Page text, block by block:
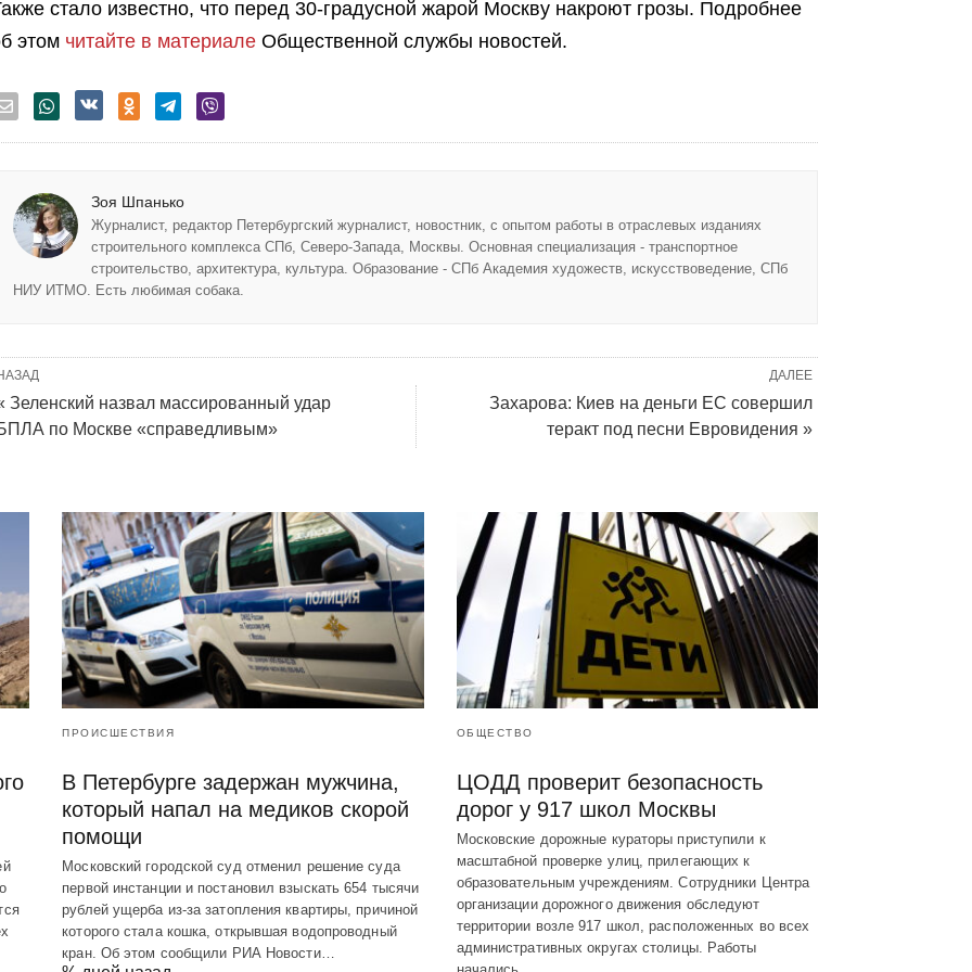
стало известно, что перед 30-градусной жарой Москву накроют грозы. Подробнее
этом читайте в материалеОбщественной службы новостей.
Зоя Шпанько
Журналист, редактор Петербургский журналист, новостник, с опытом работы в отраслевых изданиях
строительного комплекса СПб, Северо-Запада, Москвы. Основная специализация - транспортное
строительство, архитектура, культура. Образование - СПб Академия художеств, искусствоведение, СПб
НИУ ИТМО. Есть любимая собака.
ДАЛЕЕ
Захарова: Киев на деньги ЕС совершил
теракт под песни Евровидения »
Зеленский назвал массированный удар
по Москве «справедливым»
ПРОИСШЕСТВИЯ
В Петербурге задержан мужчина,
который напал на медиков скорой
помощи
Московский городской суд отменил решение суда
первой инстанции и постановил взыскать 654 тысячи
рублей ущерба из-за затопления квартиры, причиной
которого стала кошка, открывшая водопроводный
кран. Об этом сообщили РИА Новости…
ОБЩЕСТВО
ЦОДД проверит безопасность
дорог у 917 школ Москвы
Московские дорожные кураторы приступили к
масштабной проверке улиц, прилегающих к
образовательным учреждениям. Сотрудники Центра
организации дорожного движения обследуют
территории возле 917 школ, расположенных во всех
административных округах столицы. Работы